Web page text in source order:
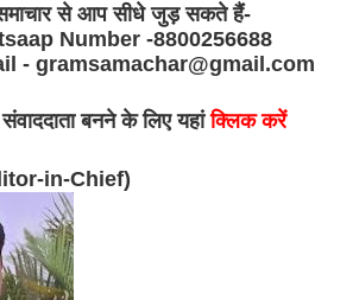
से आप सीधे जुड़ सकते हैं-
Number -8800256688
- gramsamachar@gmail.com
बनने के लिए यहांक्लिक करें
in-Chief)